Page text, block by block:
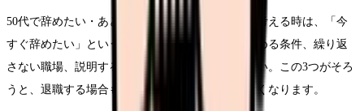
50代で辞めたい・あと10年をどう働くかについて考える時は、「今
すぐ辞めたい」という結論だけでなく、悩みを弱める条件、繰り返
さない職場、説明するための記録を分けてください。この3つがそろ
うと、退職する場合も残る場合も判断がぶれにくくなります。